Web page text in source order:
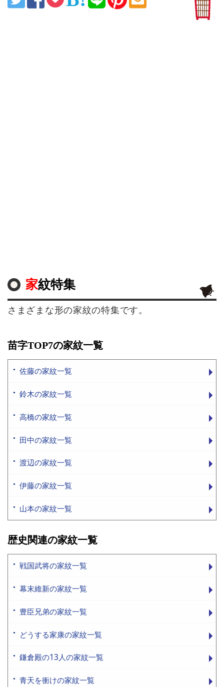
家紋特集
さまざまな形の家紋の特集です。
苗字TOP7の家紋一覧
佐藤の家紋一覧
鈴木の家紋一覧
高橋の家紋一覧
田中の家紋一覧
渡辺の家紋一覧
伊藤の家紋一覧
山本の家紋一覧
歴史関連の家紋一覧
戦国武将の家紋一覧
幕末維新の家紋一覧
豊臣兄弟の家紋一覧
どうする家康の家紋一覧
鎌倉殿の13人の家紋一覧
青天を衝けの家紋一覧